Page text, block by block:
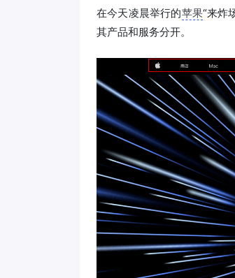
在今天凌晨举行的苹果“来炸
其产品和服务分开。